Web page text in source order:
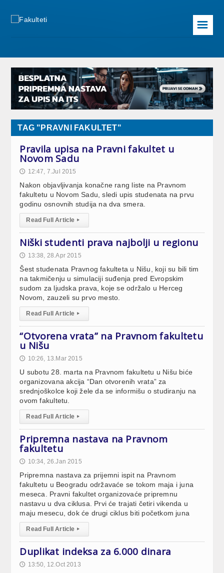
☰
TAG "PRAVNI FAKULTET"
Pravila upisa na Pravni fakultet u
Novom Sadu
🕔 12:47, 7.Jul 2015
Nakon objavljivanja konačne rang liste na Pravnom
fakultetu u Novom Sadu, sledi upis studenata na prvu
godinu osnovnih studija na dva smera.
Read Full Article ▸
Niški studenti prava najbolji u regionu
🕔 13:38, 28.Apr 2015
Šest studenata Pravnog fakulteta u Nišu, koji su bili tim
na takmičenju u simulaciji suđenja pred Evropskim
sudom za ljudska prava, koje se održalo u Herceg
Novom, zauzeli su prvo mesto.
Read Full Article ▸
“Otvorena vrata” na Pravnom fakultetu
u Nišu
🕔 10:26, 13.Mar 2015
U subotu 28. marta na Pravnom fakultetu u Nišu biće
organizovana akcija “Dan otvorenih vrata” za
srednjoškolce koji žele da se informišu o studiranju na
ovom fakultetu.
Read Full Article ▸
Pripremna nastava na Pravnom
fakultetu
🕔 10:34, 26.Jan 2015
Pripremna nastava za prijemni ispit na Pravnom
fakultetu u Beogradu održavaće se tokom maja i juna
meseca. Pravni fakultet organizovaće pripremnu
nastavu u dva ciklusa. Prvi će trajati četiri vikenda u
maju mesecu, dok će drugi ciklus biti početkom juna
Read Full Article ▸
Duplikat indeksa za 6.000 dinara
🕔 13:50, 12.Oct 2013